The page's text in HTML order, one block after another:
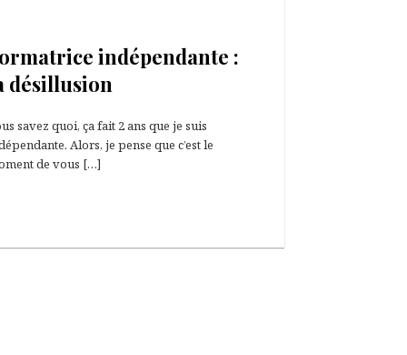
indépendante :
désillusion
savez quoi, ça fait 2 ans que je suis
Alors, je pense que c’est le
de vous […]